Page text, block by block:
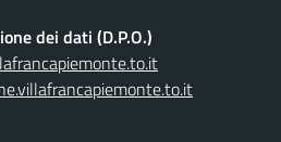
dei dati (D.P.O.)